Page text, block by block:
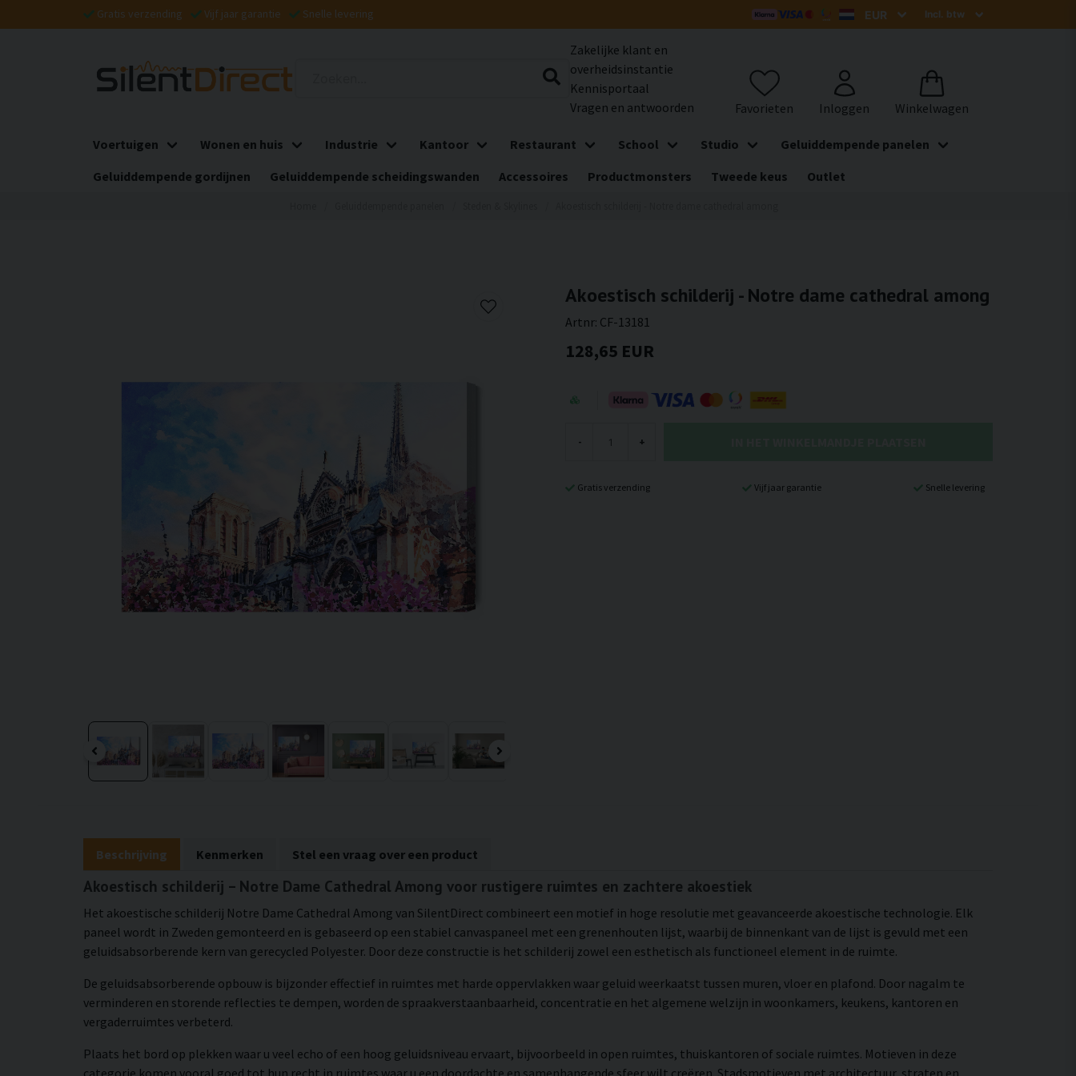
Gratis verzending Vijf jaar garantie Snelle levering
Zakelijke klant en
overheidsinstantie
Kennisportaal
Vragen en antwoorden
Voertuigen Wonen en huis Industrie Kantoor Restaurant School Studio
Geluiddempende panelen
Geluiddempende gordijnen
Geluiddempende scheidingswanden Accessoires Productmonsters Tweede keus Outlet
Akoestisch schilderij - Notre dame cathedral among
Artnr: CF-13181
128,65 EUR
- +
Gratis verzending Vijf jaar garantie Snelle levering
Beschrijving Kenmerken Stel een vraag over een product
Akoestisch schilderij – Notre Dame Cathedral Among voor rustigere ruimtes en zachtere akoestiek
Het akoestische schilderij Notre Dame Cathedral Among van SilentDirect combineert een motief in hoge resolutie met geavanceerde akoestische technologie. Elk
paneel wordt in Zweden gemonteerd en is gebaseerd op een stabiel canvaspaneel met een grenenhouten lijst, waarbij de binnenkant van de lijst is gevuld met een
geluidsabsorberende kern van gerecycled Polyester. Door deze constructie is het schilderij zowel een esthetisch als functioneel element in de ruimte.
De geluidsabsorberende opbouw is bijzonder effectief in ruimtes met harde oppervlakken waar geluid weerkaatst tussen muren, vloer en plafond. Door nagalm te
verminderen en storende reflecties te dempen, worden de spraakverstaanbaarheid, concentratie en het algemene welzijn in woonkamers, keukens, kantoren en
vergaderruimtes verbeterd.
Plaats het bord op plekken waar u veel echo of een hoog geluidsniveau ervaart, bijvoorbeeld in open ruimtes, thuiskantoren of sociale ruimtes. Motieven in deze
categorie komen vooral goed tot hun recht in ruimtes waar u een doordachte en samenhangende sfeer wilt creëren. Stadsmotieven met architectuur, straten en